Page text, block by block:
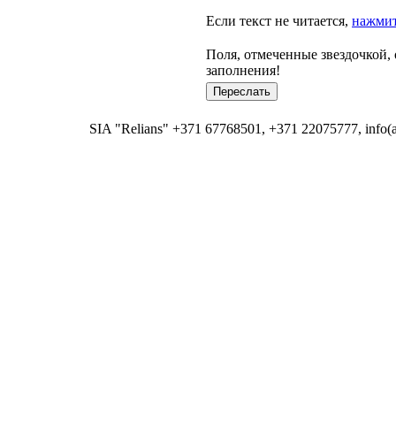
Если текст не читается,
Поля, отмеченные звездочкой,
заполнения!
SIA "Relians" +371 67768501, +371 22075777,